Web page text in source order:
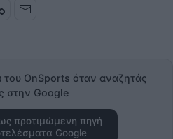
του OnSports όταν αναζητάς
στην Google
προτιμώμενη πηγή
Google